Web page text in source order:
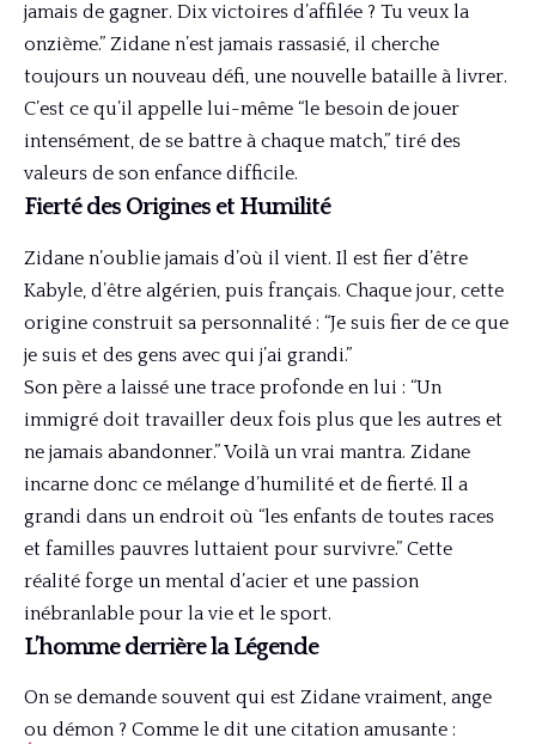
jamais de gagner. Dix victoires d’affilée ? Tu veux la
onzième.” Zidane n’est jamais rassasié, il cherche
toujours un nouveau défi, une nouvelle bataille à livrer.
C’est ce qu’il appelle lui-même “le besoin de jouer
intensément, de se battre à chaque match,” tiré des
valeurs de son enfance difficile.
Fierté des Origines et Humilité
Zidane n’oublie jamais d’où il vient. Il est fier d’être
Kabyle, d’être algérien, puis français. Chaque jour, cette
origine construit sa personnalité : “Je suis fier de ce que
je suis et des gens avec qui j’ai grandi.”
Son père a laissé une trace profonde en lui : “Un
immigré doit travailler deux fois plus que les autres et
ne jamais abandonner.” Voilà un vrai mantra. Zidane
incarne donc ce mélange d’humilité et de fierté. Il a
grandi dans un endroit où “les enfants de toutes races
et familles pauvres luttaient pour survivre.” Cette
réalité forge un mental d’acier et une passion
inébranlable pour la vie et le sport.
L’homme derrière la Légende
On se demande souvent qui est Zidane vraiment, ange
ou démon ? Comme le dit une citation amusante :